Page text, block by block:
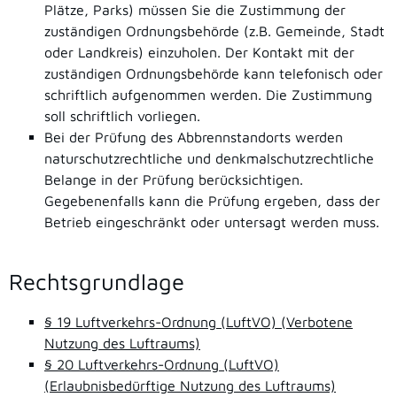
Plätze, Parks) müssen Sie die Zustimmung der
zuständigen Ordnungsbehörde (z.B. Gemeinde, Stadt
oder Landkreis) einzuholen. Der Kontakt mit der
zuständigen Ordnungsbehörde kann telefonisch oder
schriftlich aufgenommen werden. Die Zustimmung
soll schriftlich vorliegen.
Bei der Prüfung des Abbrennstandorts werden
naturschutzrechtliche und denkmalschutzrechtliche
Belange in der Prüfung berücksichtigen.
Gegebenenfalls kann die Prüfung ergeben, dass der
Betrieb eingeschränkt oder untersagt werden muss.
Rechtsgrundlage
§ 19 Luftverkehrs-Ordnung (LuftVO) (Verbotene
Nutzung des Luftraums)
§ 20 Luftverkehrs-Ordnung (LuftVO)
(Erlaubnisbedürftige Nutzung des Luftraums)